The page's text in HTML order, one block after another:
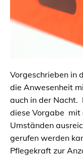
Vorgeschrieben in
die Anwesenheit
auch in der Nacht.
diese Vorgabe mit
Umständen
gerufen werden
Pflegekraft zur